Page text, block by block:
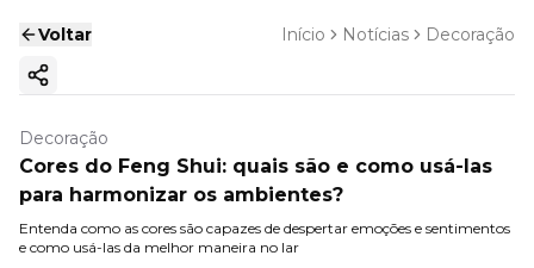
Voltar Início Notícias Decoração
Copiar link
Decoração
Cores do Feng Shui: quais são e como usá-las
para harmonizar os ambientes?
Entenda como as cores são capazes de despertar emoções e sentimentos
e como usá-las da melhor maneira no lar